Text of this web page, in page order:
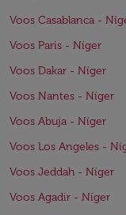
Voos Casablanca -
Voos Paris - Níger
Voos Dakar - Níger
Voos Nantes - Níger
Voos Abuja - Níger
Voos Los Angeles -
Voos Jeddah - Níger
Voos Agadir - Níger